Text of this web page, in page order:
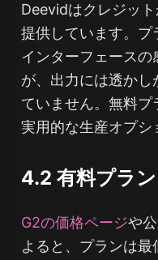
Deevidはクレジッ
提供しています。プ
インターフェース
が、出力には透か
ていません。無料プ
実用的な生産オプシ
4.2 有料プラン
G2の価格ページや
よると、プランは